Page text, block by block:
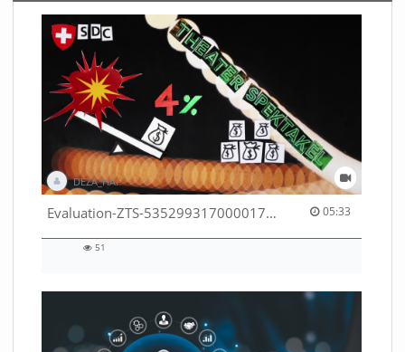
DEZA_HAF
Evaluation-ZTS-53529931700001791 05:33
05:33 duration
51